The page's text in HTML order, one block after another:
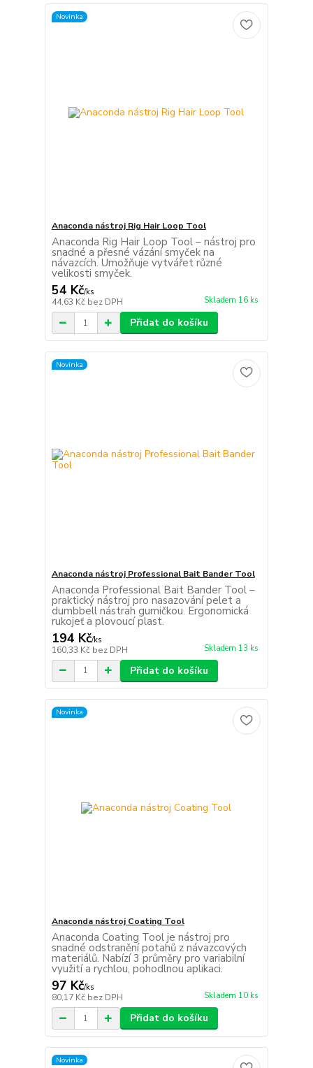
Novinka
Anaconda nástroj Rig Hair Loop Tool
Anaconda Rig Hair Loop Tool – nástroj pro
snadné a přesné vázání smyček na
návazcích. Umožňuje vytvářet různé
velikosti smyček.
54 Kč/ks
44,63 Kč bez DPH Skladem 16 ks
Přidat do košíku
Novinka
Anaconda nástroj Professional Bait Bander Tool
Anaconda Professional Bait Bander Tool –
praktický nástroj pro nasazování pelet a
dumbbell nástrah gumičkou. Ergonomická
rukojeť a plovoucí plast.
194 Kč/ks
160,33 Kč bez DPH Skladem 13 ks
Přidat do košíku
Novinka
Anaconda nástroj Coating Tool
Anaconda Coating Tool je nástroj pro
snadné odstranění potahů z návazcových
materiálů. Nabízí 3 průměry pro variabilní
využití a rychlou, pohodlnou aplikaci.
97 Kč/ks
80,17 Kč bez DPH Skladem 10 ks
Přidat do košíku
Novinka